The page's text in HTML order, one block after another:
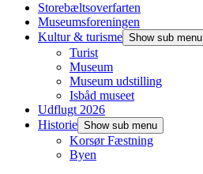
Storebæltsoverfarten
Museumsforeningen
Kultur & turisme Show sub menu
Turist
Museum
Museum udstilling
Isbåd museet
Udflugt 2026
Historie Show sub menu
Korsør Fæstning
Byen